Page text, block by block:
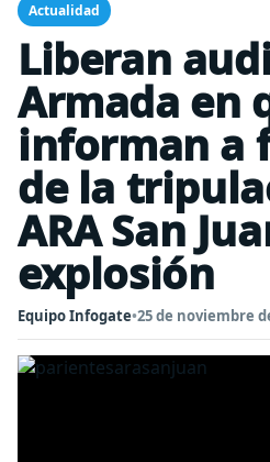
Actualidad
Liberan
Armada en
informan a
de la
ARA San
explosión
Equipo Infogate•25 de noviembre